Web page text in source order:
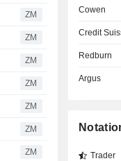
ZM
ZM
ZM
ZM
ZM
ZM
ZM
Cowen
Credit
Redburn
Argus
Trader